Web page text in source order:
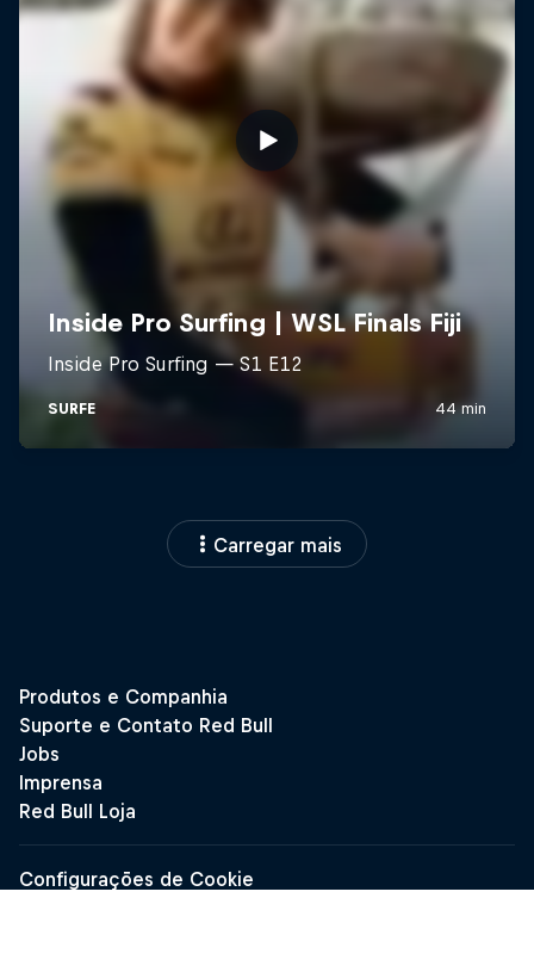
Carregar mais